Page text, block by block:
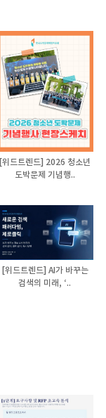
[위드트렌드] 2026 청소년
도박문제 기념행..
[위드트렌드] AI가 바꾸는
검색의 미래, ‘..